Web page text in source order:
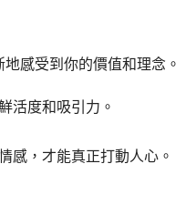
感受到你的價值和理念。
活度和吸引力。
感，才能真正打動人心。